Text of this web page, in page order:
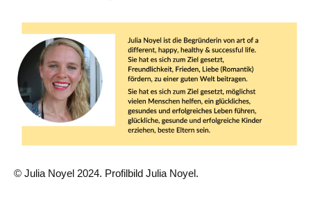
© Julia Noyel 2024. Profilbild Julia Noyel.